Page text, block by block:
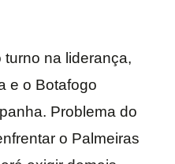
na liderança,
e o Botafogo
Problema do
o Palmeiras